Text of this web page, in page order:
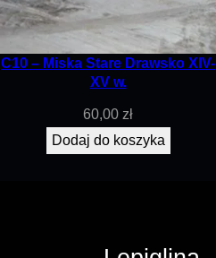
C10 – Miska Stare Drawsko XIV-
XV w.
60,00zł
Dodaj do koszyka